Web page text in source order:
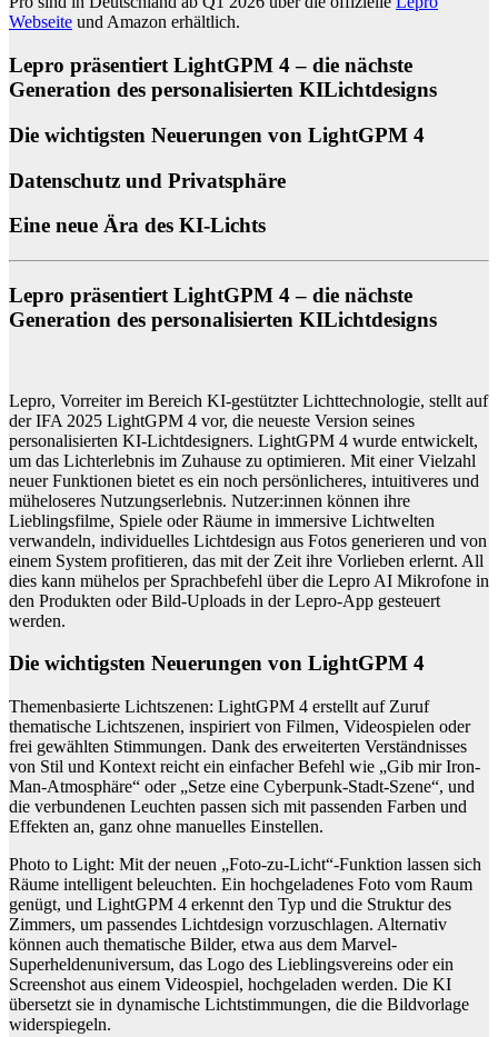
Webseite und Amazon erhältlich.
Lepro präsentiert LightGPM 4 – die nächste
Generation des personalisierten KI­Lichtdesigns
Die wichtigsten Neuerungen von LightGPM 4
Datenschutz und Privatsphäre
Eine neue Ära des KI-Lichts
Lepro präsentiert LightGPM 4– die nächste
Generation des personalisierten KILichtdesigns
Lepro, Vorreiter im Bereich KI-gestützter Lichttechnologie, stellt auf
der IFA 2025 LightGPM 4 vor, die neueste Version seines
personalisierten KI-Lichtdesigners. LightGPM 4 wurde entwickelt,
um das Lichterlebnis im Zuhause zu optimieren. Mit einer Vielzahl
neuer Funktionen bietet es ein noch persönlicheres, intuitiveres und
müheloseres Nutzungserlebnis. Nutzer:innen können ihre
Lieblingsfilme, Spiele oder Räume in immersive Lichtwelten
verwandeln, individuelles Lichtdesign aus Fotos generieren und von
einem System profitieren, das mit der Zeit ihre Vorlieben erlernt. All
dies kann mühelos per Sprachbefehl über die Lepro AI Mikrofone in
den Produkten oder Bild-Uploads in der Lepro-App gesteuert
werden.
Die wichtigsten Neuerungen von LightGPM 4
Themenbasierte Lichtszenen: LightGPM 4 erstellt auf Zuruf
thematische Lichtszenen, inspiriert von Filmen, Videospielen oder
frei gewählten Stimmungen. Dank des erweiterten Verständnisses
von Stil und Kontext reicht ein einfacher Befehl wie „Gib mir Iron-
Man-Atmosphäre“ oder „Setze eine Cyberpunk-Stadt-Szene“, und
die verbundenen Leuchten passen sich mit passenden Farben und
Effekten an, ganz ohne manuelles Einstellen.
Photo to Light: Mit der neuen „Foto-zu-Licht“-Funktion lassen sich
Räume intelligent beleuchten. Ein hochgeladenes Foto vom Raum
genügt, und LightGPM 4 erkennt den Typ und die Struktur des
Zimmers, um passendes Lichtdesign vorzuschlagen. Alternativ
können auch thematische Bilder, etwa aus dem Marvel-
Superheldenuniversum, das Logo des Lieblingsvereins oder ein
Screenshot aus einem Videospiel, hochgeladen werden. Die KI
übersetzt sie in dynamische Lichtstimmungen, die die Bildvorlage
widerspiegeln.